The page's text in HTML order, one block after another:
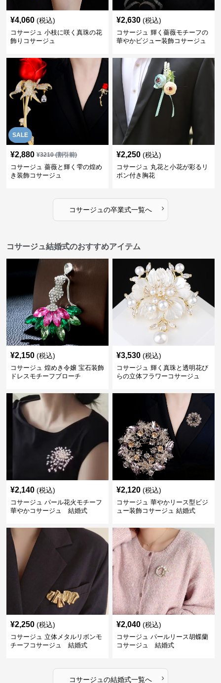
¥4,060 (税込)
コサージュ 小枝に咲く真珠の花
飾りコサージュ
¥2,630 (税込)
コサージュ 輝く薔薇モチーフの
華やかビジュー装飾コサージュ
SALE
¥2,880 ¥3210(割引前)
コサージュ 薔薇と輝く雫の煌め
き装飾コサージュ
¥2,250 (税込)
コサージュ 丸花と小花が彩るリ
ボン付き胸花
コサージュ の卒業式一覧へ ›
コサージュ結婚式のおすすめアイテム
¥2,150 (税込)
コサージュ 煌めき令嬢 宝石装飾
ドレスモチーフブローチ
¥3,530 (税込)
コサージュ 輝く真珠と透明花び
らの立体フラワーコサージュ
¥2,140 (税込)
コサージュ パール花火モチーフ
華やかコサージュ 結婚式
¥2,120 (税込)
コサージュ 華やかリース型ビジ
ュー装飾コサージュ 結婚式
¥2,250 (税込)
コサージュ 立体メタルリボンモ
チーフコサージュ 結婚式
¥2,040 (税込)
コサージュ パールリース胡蝶蘭
コサージュ 結婚式
コサージュ の結婚式一覧へ ›